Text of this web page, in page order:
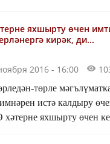
яхшырту өчен
кирәк, ди...
2016 - 16:00
төрле
истә калдыру
хәтерне яхшырту өчен